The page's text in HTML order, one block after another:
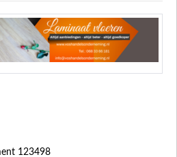
123498